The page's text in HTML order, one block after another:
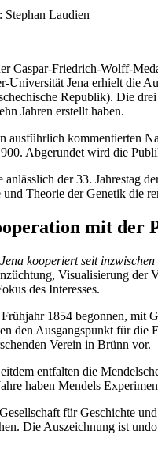
Stephan Laudien
Caspar-Friedrich-Wolff-
Universität Jena erhielt die
Republik). Die
Jahren erstellt haben.
ausführlich kommentierten
Abgerundet wird die
der 33. Jahrestag
Theorie der Genetik die
mit der
kooperiert seit
Visualisierung
des Interesses.
1854 begonnen, mit
den Ausgangspunkt für
Verein in Brünn vor.
entfalten die
haben Mendels
für Geschichte
Die Auszeichnung ist